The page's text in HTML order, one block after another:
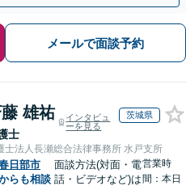
メールで面談予約
雄祐
士
インタビュ
ーを見る
茨城県
士法人長瀬総合法律事務所 水戸支所
日部市
らも相談
面談方法(対面・電
話・ビデオなど)は
営業時
間：本日